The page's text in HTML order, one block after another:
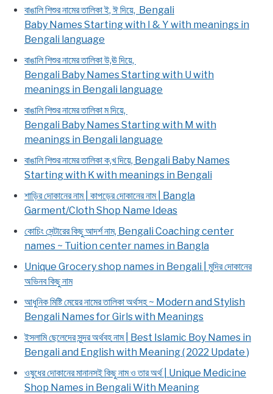
বাঙালি শিশুর নামের তালিকা ই, ঈ দিয়ে, Bengali
Baby Names Starting with I & Y with meanings in
Bengali language
বাঙালি শিশুর নামের তালিকা উ,ঊ দিয়ে,
Bengali Baby Names Starting with U with
meanings in Bengali language
বাঙালি শিশুর নামের তালিকা ম দিয়ে,
Bengali Baby Names Starting with M with
meanings in Bengali language
বাঙালি শিশুর নামের তালিকা ক,খ দিয়ে, Bengali Baby Names
Starting with K with meanings in Bengali
শাড়ির দোকানের নাম | কাপড়ের দোকানের নাম | Bangla
Garment/Cloth Shop Name Ideas
কোচিং সেন্টারের কিছু আদর্শ নাম, Bengali Coaching center
names ~ Tuition center names in Bangla
Unique Grocery shop names in Bengali | মুদির দোকানের
অভিনব কিছু নাম
আধুনিক মিষ্টি মেয়ের নামের তালিকা অর্থসহ ~ Modern and Stylish
Bengali Names for Girls with Meanings
ইসলামি ছেলেদের সুন্দর অর্থবহ নাম | Best Islamic Boy Names in
Bengali and English with Meaning ( 2022 Update )
ওষুধের দোকানের মানানসই কিছু নাম ও তার অর্থ | Unique Medicine
Shop Names in Bengali With Meaning